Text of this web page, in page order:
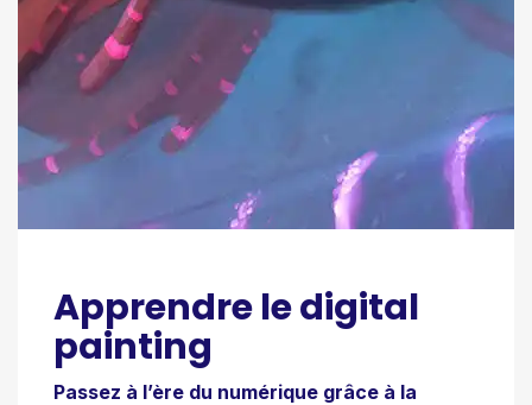
Apprendre le digital
painting
Passez à l’ère du numérique grâce à la